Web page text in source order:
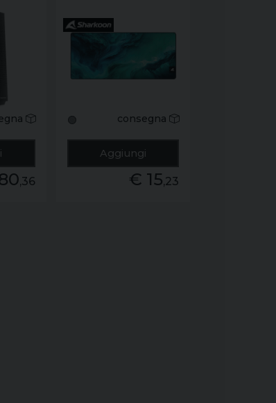
,36
🟢 consegna
Aggiungi
€ 15,23